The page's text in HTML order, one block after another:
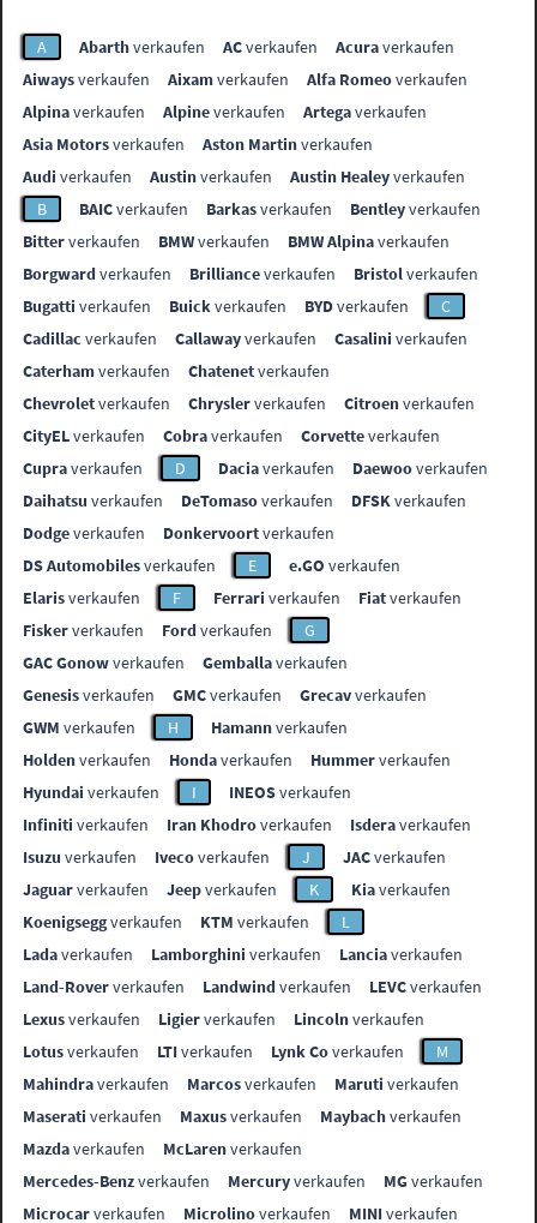
A Abarthverkaufen ACverkaufen Acuraverkaufen
Aiwaysverkaufen Aixamverkaufen Alfa Romeoverkaufen
Alpinaverkaufen Alpineverkaufen Artegaverkaufen
Asia Motorsverkaufen Aston Martinverkaufen
Audi verkaufen Austinverkaufen Austin Healeyverkaufen
B
BAICverkaufen Barkasverkaufen Bentleyverkaufen
Bitterverkaufen BMWverkaufen BMW Alpinaverkaufen
Borgwardverkaufen Brillianceverkaufen Bristolverkaufen
Bugatti verkaufen Buickverkaufen BYDverkaufen
C
Cadillac verkaufen Callawayverkaufen Casalini verkaufen
Caterhamverkaufen Chatenetverkaufen
Chevroletverkaufen Chryslerverkaufen Citroenverkaufen
CityELverkaufen Cobraverkaufen Corvetteverkaufen
Cupraverkaufen D Daciaverkaufen Daewooverkaufen
Daihatsu verkaufen DeTomasoverkaufen DFSKverkaufen
Dodgeverkaufen Donkervoortverkaufen
DS Automobilesverkaufen E e.GO verkaufen
Elarisverkaufen F Ferrari verkaufen Fiatverkaufen
Fiskerverkaufen Fordverkaufen
G
GAC Gonowverkaufen Gemballaverkaufen
Genesisverkaufen GMCverkaufen Grecavverkaufen
GWM verkaufen H Hamannverkaufen
Holdenverkaufen Hondaverkaufen Hummerverkaufen
Hyundai verkaufen I INEOSverkaufen
Infiniti verkaufen Iran Khodroverkaufen Isderaverkaufen
Isuzu verkaufen Ivecoverkaufen J JACverkaufen
Jaguarverkaufen Jeepverkaufen K Kiaverkaufen
Koenigseggverkaufen KTM verkaufen
L
Ladaverkaufen Lamborghini verkaufen Lanciaverkaufen
Land-Roververkaufen Landwindverkaufen LEVCverkaufen
Lexusverkaufen Ligierverkaufen Lincolnverkaufen
Lotusverkaufen LTIverkaufen Lynk Coverkaufen
M
Mahindraverkaufen Marcosverkaufen Maruti verkaufen
Maserati verkaufen Maxusverkaufen Maybachverkaufen
Mazdaverkaufen McLarenverkaufen
Mercedes-Benzverkaufen Mercuryverkaufen MGverkaufen
Microcarverkaufen Microlinoverkaufen MINIverkaufen